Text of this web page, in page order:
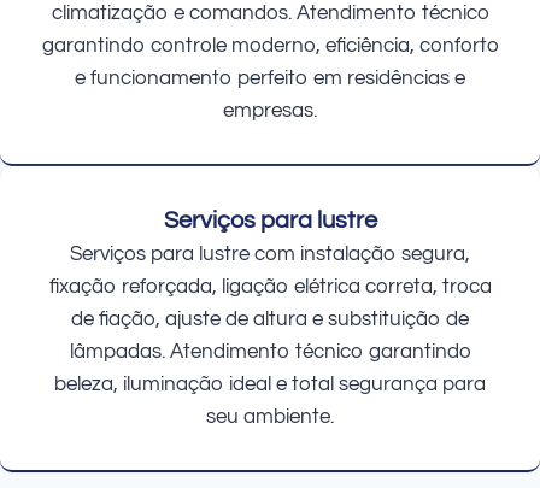
climatização e comandos. Atendimento técnico
garantindo controle moderno, eficiência, conforto
e funcionamento perfeito em residências e
empresas.
Serviços para lustre
Serviços para lustre com instalação segura,
fixação reforçada, ligação elétrica correta, troca
de fiação, ajuste de altura e substituição de
lâmpadas. Atendimento técnico garantindo
beleza, iluminação ideal e total segurança para
seu ambiente.